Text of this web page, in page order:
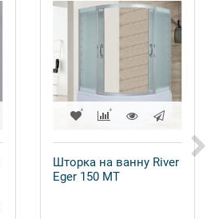
Шторка на ванну River
Eger 150 MT